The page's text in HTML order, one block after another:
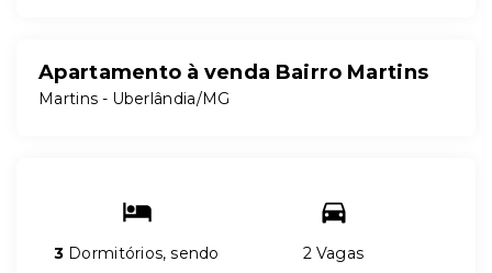
Apartamento à venda Bairro Martins
Martins - Uberlândia/MG
3 Dormitórios, sendo
2 Vagas